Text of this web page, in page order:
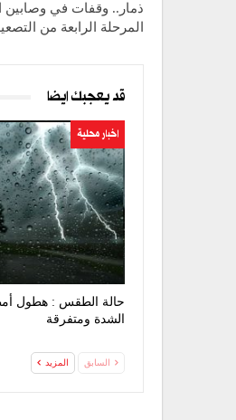
ذمار.. وقفات في وصابين
المرحلة الرابعة من
قد يعجبك ايضا
اخبار محلية
حالة الطقس : هطول
الشدة ومتفرقة
السابق المزيد